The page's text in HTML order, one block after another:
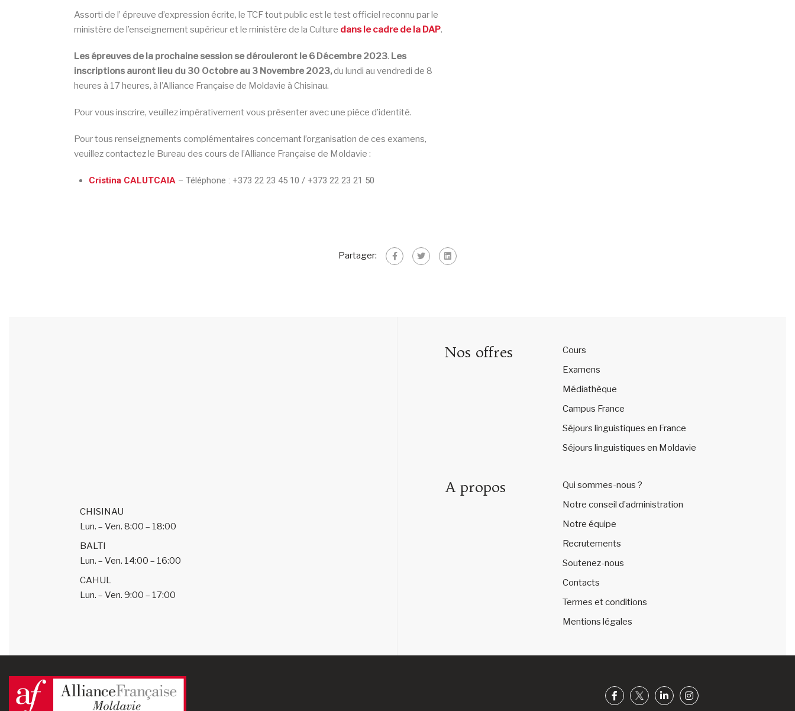
Assorti de l’ épreuve d’expression écrite, le TCF tout public est le test officiel reconnu par le
ministère de l’enseignement supérieur et le ministère de la Culture dans le cadre de la DAP.
Les épreuves de la prochaine session se dérouleront le 6 Décembre 2023. Les
inscriptions auront lieu du 30 Octobre au 3 Novembre 2023,du lundi au vendredi de 8
heures à 17 heures, à l’Alliance Française de Moldavie à Chisinau.
Pour vous inscrire, veuillez impérativement vous présenter avec une pièce d’identité.
Pour tous renseignements complémentaires concernant l’organisation de ces examens,
veuillez contactez le Bureau des cours de l’Alliance Française de Moldavie :
Cristina CALUTCAIA – Téléphone : +373 22 23 45 10 / +373 22 23 21 50
Partager:
CHISINAU
Lun. – Ven. 8:00 – 18:00
BALTI
Lun. – Ven. 14:00 – 16:00
CAHUL
Lun. – Ven. 9:00 – 17:00
Nos offres
Cours
Examens
Médiathèque
Campus France
Séjours linguistiques en France
Séjours linguistiques en Moldavie
A propos
Qui sommes-nous ?
Notre conseil d’administration
Notre équipe
Recrutements
Soutenez-nous
Contacts
Termes et conditions
Mentions légales